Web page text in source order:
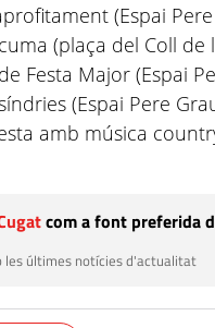
(Espai
(plaça del Coll de
Festa Major (Espai
(Espai Pere
amb música
com a font preferida
les últimes notícies d'actualitat